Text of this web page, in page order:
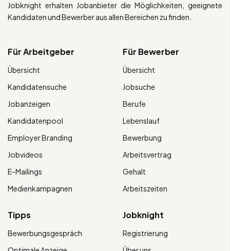
Jobknight erhalten Jobanbieter die Möglichkeiten, geeignete
Kandidaten und Bewerber aus allen Bereichen zu finden.
Für Arbeitgeber
Übersicht
Kandidatensuche
Jobanzeigen
Kandidatenpool
Employer Branding
Jobvideos
E-Mailings
Medienkampagnen
Für Bewerber
Übersicht
Jobsuche
Berufe
Lebenslauf
Bewerbung
Arbeitsvertrag
Gehalt
Arbeitszeiten
Tipps
Bewerbungsgespräch
Jobknight
Registrierung